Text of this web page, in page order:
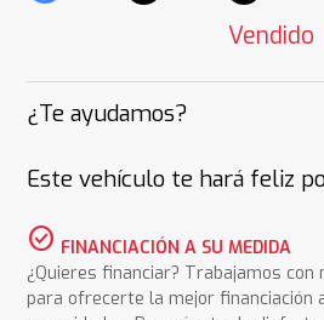
Vendido
¿Te ayudamos?
Este vehículo te hará feliz
check_circle FINANCIACIÓN A SU MEDIDA
¿Quieres financiar? Trabajamos
para ofrecerte la mejor financiación